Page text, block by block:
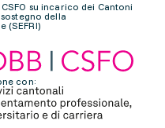
su incarico dei Cantoni
sostegno della
(SEFRI)
con: